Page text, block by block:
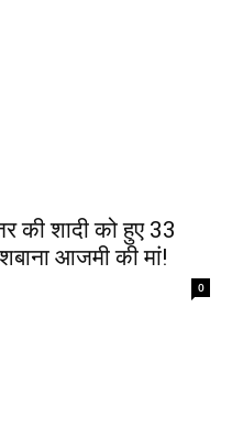
की शादी को हुए 33
आजमी की मां!
0